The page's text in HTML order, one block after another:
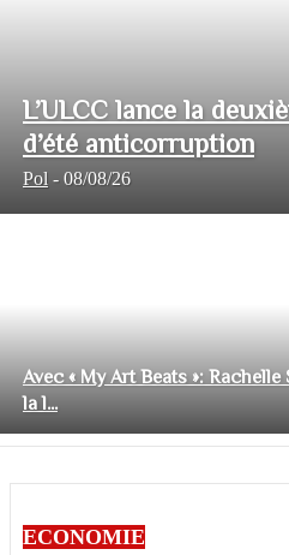
L’ULCC lance la
d’été anticorruption
Pol - 08/08/26
Avec « My Art Beats »:
la l...
ECONOMIE